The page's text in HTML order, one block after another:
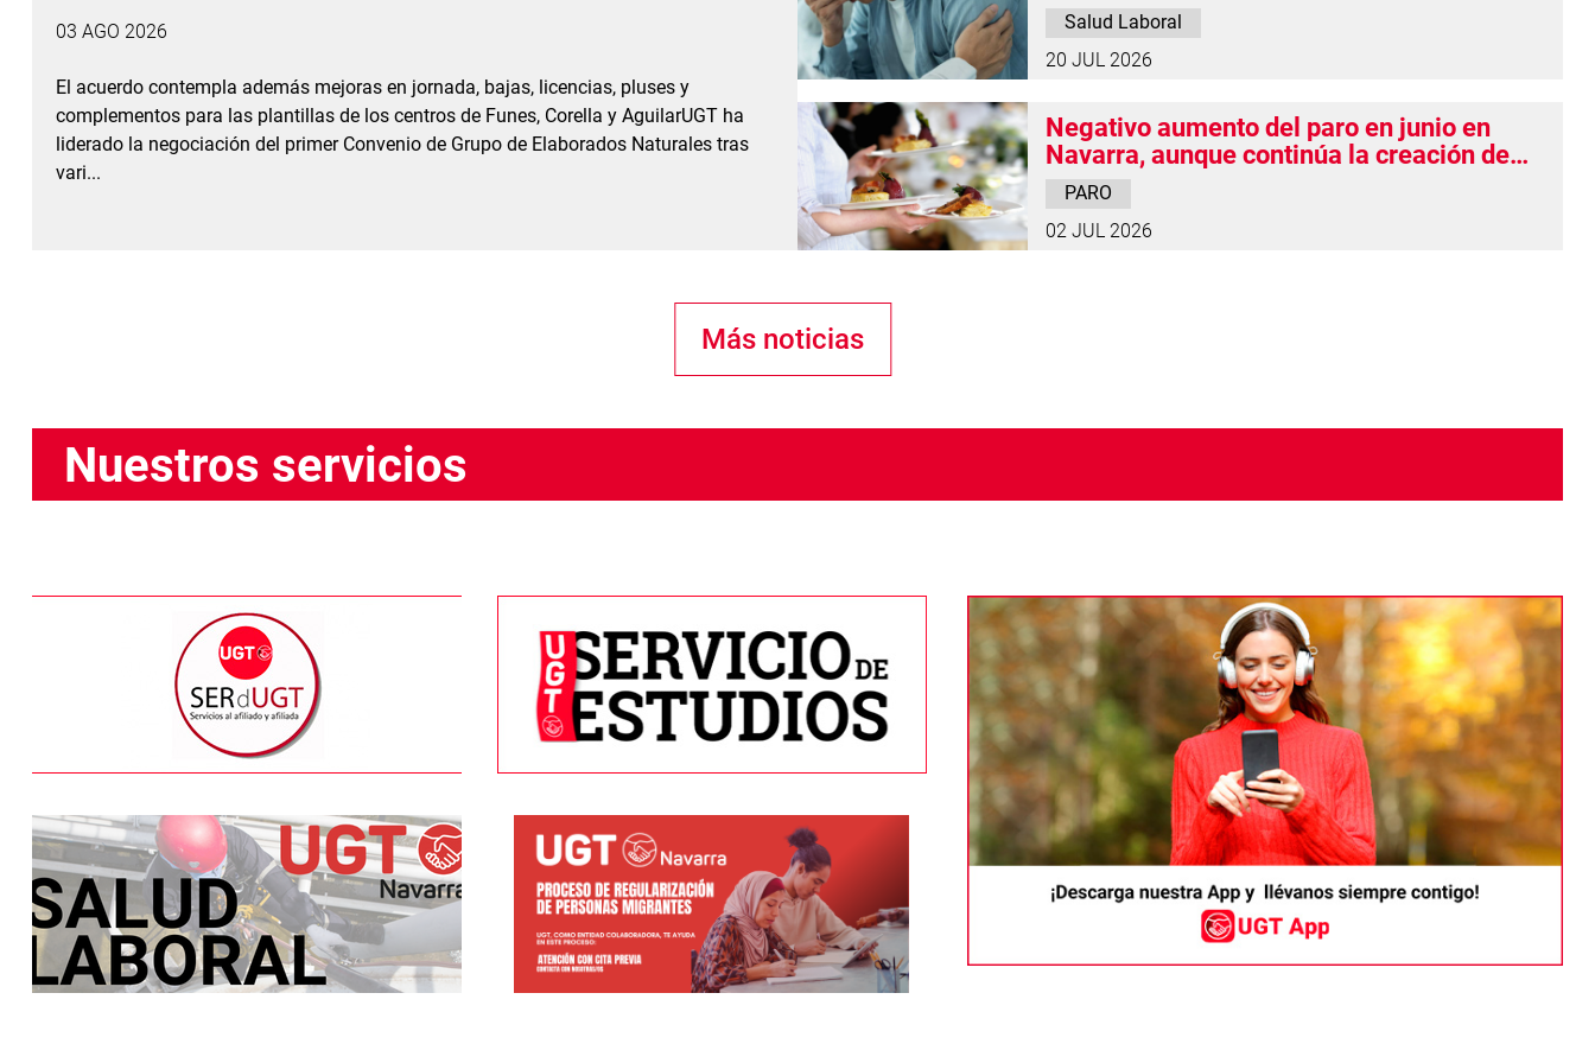
03 AGO 2026
El acuerdo contempla además mejoras en jornada, bajas, licencias, pluses y
complementos para las plantillas de los centros de Funes, Corella y AguilarUGT ha
liderado la negociación del primer Convenio de Grupo de Elaborados Naturales tras
vari...
a la desconexión lo explica en gran parte
Salud Laboral
20 JUL 2026
Negativo aumento del paro en junio en
Navarra, aunque continúa la creación de
empleo
PARO
02 JUL 2026
Más noticias
Nuestros servicios